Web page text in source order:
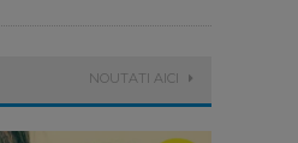
NOUTATI AICI